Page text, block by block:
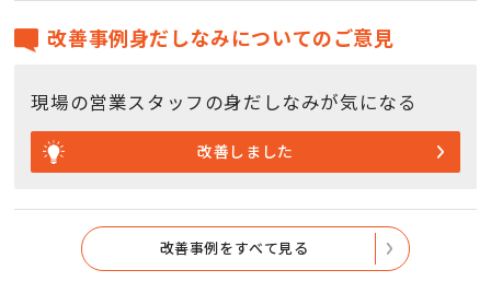
改善事例身だしなみについてのご意見
現場の営業スタッフの身だしなみが気になる
改善しました
改善事例をすべて見る